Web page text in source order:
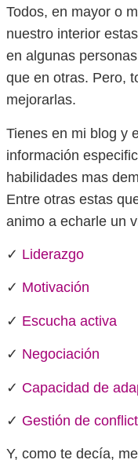
Todos, en mayor o
nuestro interior
en algunas
que en otras. Pero,
mejorarlas.
Tienes en mi blog y
información
habilidades mas
Entre otras estas
animo a echarle un
✓ Liderazgo
✓ Motivación
✓ Escucha activa
✓ Negociación
✓ Capacidad de
✓ Gestión de
Y, como te decía,